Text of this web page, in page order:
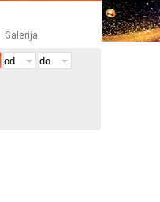
Galerija